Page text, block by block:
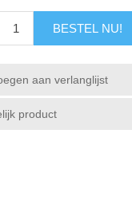
BESTEL NU!
aan verlanglijst
product